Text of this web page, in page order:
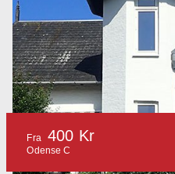
Fra 400 Kr
Odense C